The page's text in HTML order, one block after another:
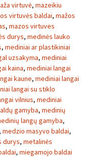
virtuvė, mazeikiu
virtuvės baldai, mažos
, mazos virtuves
durys, medinės lauko
, mediniai ar plastikiniai
uzsakyma, mediniai
kaina, mediniai langai
kaune, mediniai langai
langai su stiklo
vilnius, mediniai
gamyba, medinių
langų gamyba,
, medzio masyvo baldai,
durys, metalinės
, miegamojo baldai